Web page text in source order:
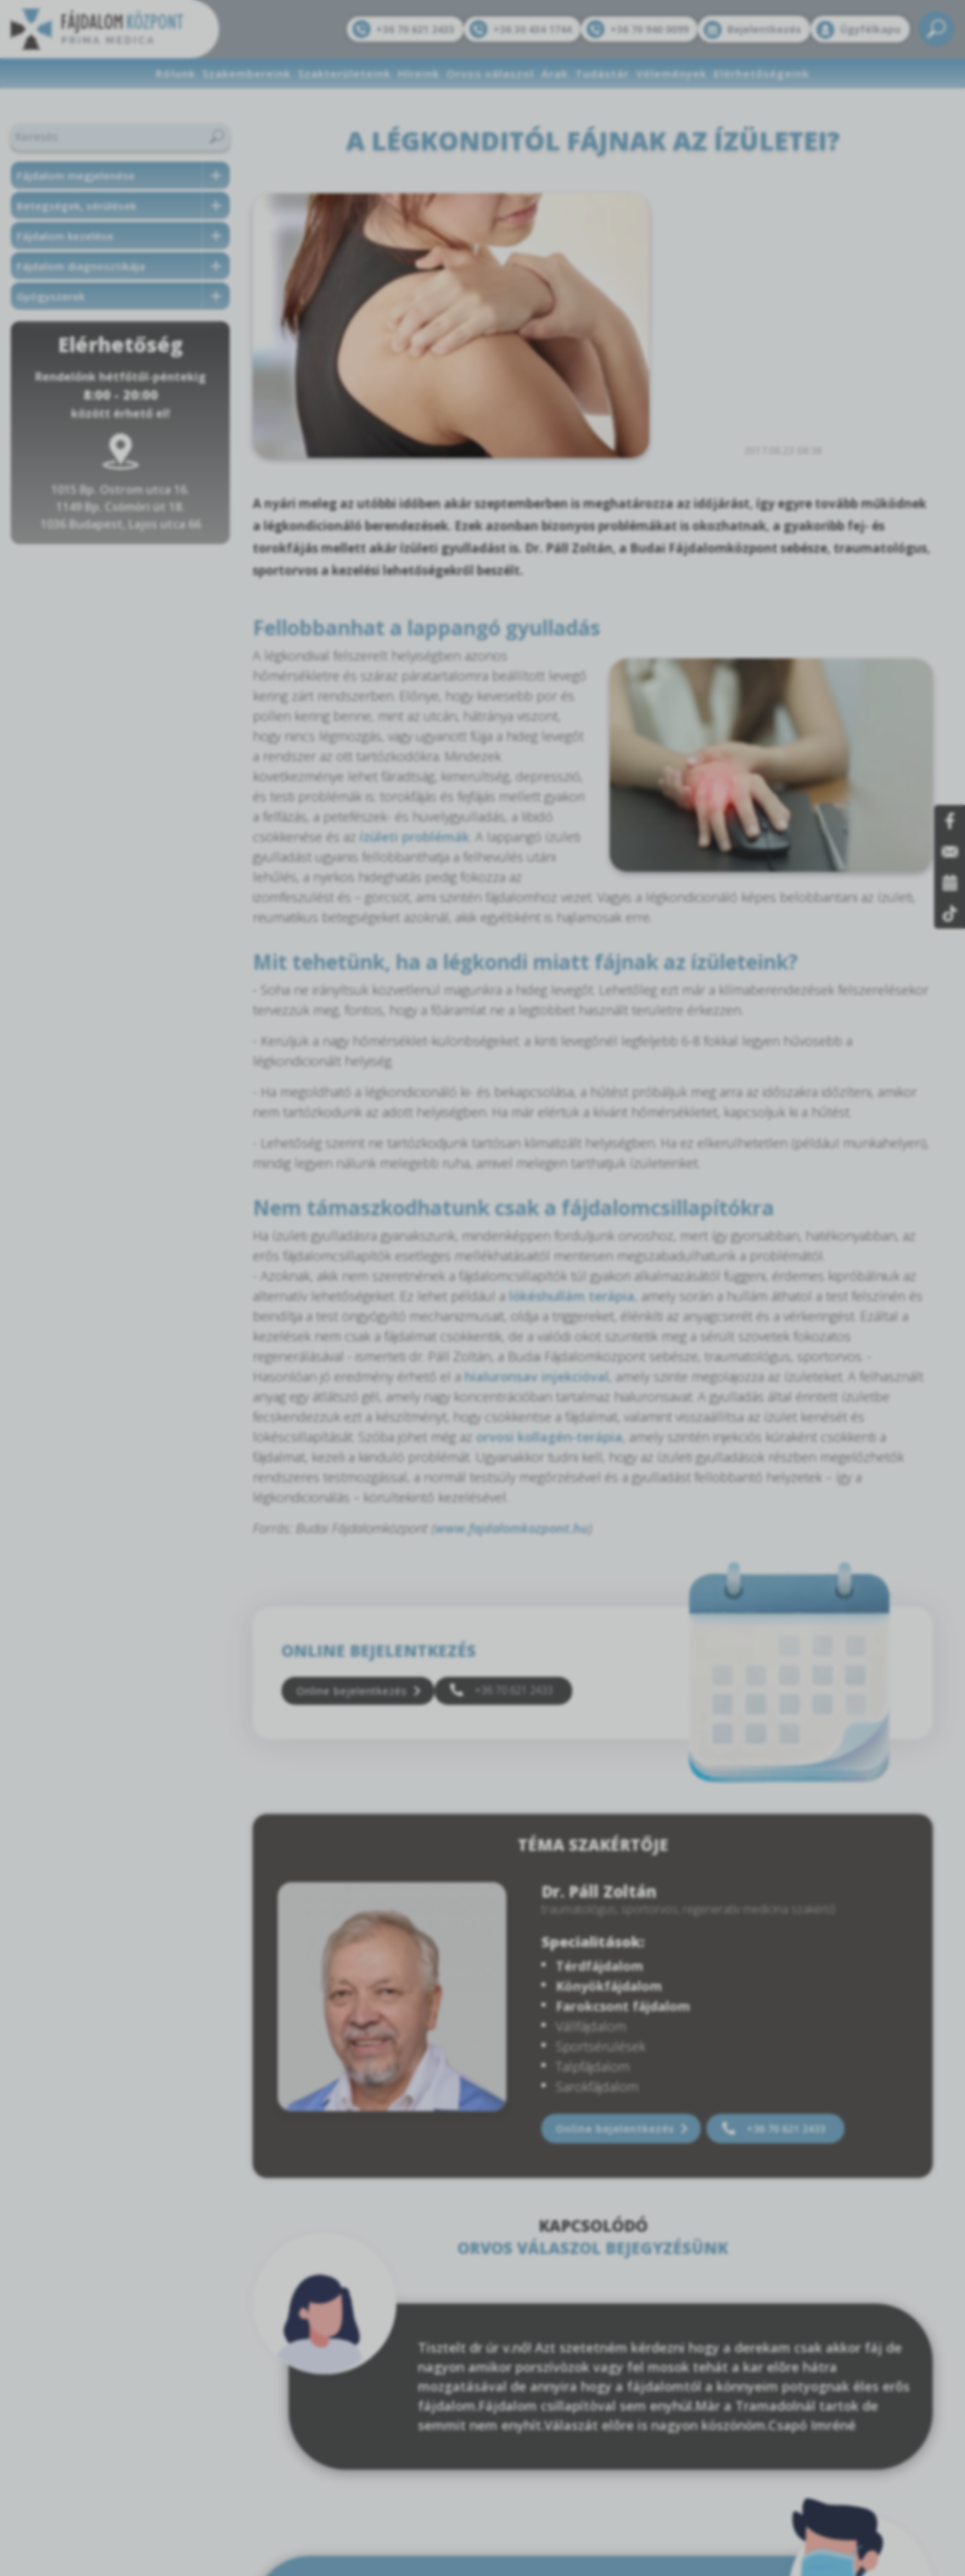
+36 70 621 2433 +36 30 434 1744 +36 70 940 0099 Bejelentkezés Ügyfélkapu
Rólunk Szakembereink Szakterületeink Híreink Orvos válaszol Árak Tudástár Vélemények Elérhetőségeink
Fájdalom megjelenése
Betegségek, sérülések
Fájdalom kezelése
Fájdalom diagnosztikája
Gyógyszerek
Elérhetőség
Rendelőnk hétfőtől-péntekig
8:00 - 20:00
között érhető el!
1015 Bp. Ostrom utca 16.
1149 Bp. Csömöri út 18.
1036 Budapest, Lajos utca 66
A LÉGKONDITÓL FÁJNAK AZ ÍZÜLETEI?
A nyári meleg az utóbbi időben akár szeptemberben is meghatározza az időjárást, így egyre tovább működnek
a légkondicionáló berendezések. Ezek azonban bizonyos problémákat is okozhatnak, a gyakoribb fej- és
torokfájás mellett akár ízületi gyulladást is. Dr. Páll Zoltán, a Budai Fájdalomközpont sebésze, traumatológus,
sportorvos a kezelési lehetőségekről beszélt.
Fellobbanhat a lappangó gyulladás
A légkondival felszerelt helyiségben azonos
hőmérsékletre és száraz páratartalomra beállított levegő
kering zárt rendszerben. Előnye, hogy kevesebb por és
pollen kering benne, mint az utcán, hátránya viszont,
hogy nincs légmozgás, vagy ugyanott fújja a hideg levegőt
a rendszer az ott tartózkodókra. Mindezek
következménye lehet fáradtság, kimerültség, depresszió,
és testi problémák is: torokfájás és fejfájás mellett gyakori
a felfázás, a petefészek- és hüvelygyulladás, a libidó
csökkenése és az ízületi problémák . A lappangó ízületi
gyulladást ugyanis fellobbanthatja a felhevülés utáni
lehűlés, a nyirkos hideghatás pedig fokozza az
izomfeszülést és – görcsöt, ami szintén fájdalomhoz vezet. Vagyis a légkondicionáló képes belobbantani az ízületi,
reumatikus betegségeket azoknál, akik egyébként is hajlamosak erre.
Mit tehetünk, ha a légkondi miatt fájnak az ízületeink?
- Soha ne irányítsuk közvetlenül magunkra a hideg levegőt. Lehetőleg ezt már a klímaberendezések felszerelésekor
tervezzük meg, fontos, hogy a főáramlat ne a legtöbbet használt területre érkezzen.
- Kerüljük a nagy hőmérséklet-különbségeket: a kinti levegőnél legfeljebb 6-8 fokkal legyen hűvösebb a
légkondicionált helyiség.
- Ha megoldható a légkondicionáló ki- és bekapcsolása, a hűtést próbáljuk meg arra az időszakra időzíteni, amikor
nem tartózkodunk az adott helyiségben. Ha már elértük a kívánt hőmérsékletet, kapcsoljuk ki a hűtést.
- Lehetőség szerint ne tartózkodjunk tartósan klimatizált helyiségben. Ha ez elkerülhetetlen (például munkahelyen),
mindig legyen nálunk melegebb ruha, amivel melegen tarthatjuk ízületeinket.
Nem támaszkodhatunk csak a fájdalomcsillapítókra
Ha ízületi gyulladásra gyanakszunk, mindenképpen forduljunk orvoshoz, mert így gyorsabban, hatékonyabban, az
erős fájdalomcsillapítók esetleges mellékhatásaitól mentesen megszabadulhatunk a problémától.
- Azoknak, akik nem szeretnének a fájdalomcsillapítók túl gyakori alkalmazásától függeni, érdemes kipróbálniuk az
alternatív lehetőségeket. Ez lehet például a lökéshullám terápia , amely során a hullám áthatol a test felszínén és
beindítja a test öngyógyító mechanizmusait, oldja a triggereket, élénkíti az anyagcserét és a vérkeringést. Ezáltal a
kezelések nem csak a fájdalmat csökkentik, de a valódi okot szüntetik meg a sérült szövetek fokozatos
regenerálásával - ismerteti dr. Páll Zoltán, a Budai Fájdalomközpont sebésze, traumatológus, sportorvos. -
Hasonlóan jó eredmény érhető el a hialuronsav injekcióval , amely szinte megolajozza az ízületeket. A felhasznált
anyag egy átlátszó gél, amely nagy koncentrációban tartalmaz hialuronsavat. A gyulladás által érintett ízületbe
fecskendezzük ezt a készítményt, hogy csökkentse a fájdalmat, valamint visszaállítsa az ízület kenését és
lökéscsillapítását. Szóba jöhet még az orvosi kollagén-terápia , amely szintén injekciós kúraként csökkenti a
fájdalmat, kezeli a kiinduló problémát. Ugyanakkor tudni kell, hogy az ízületi gyulladások részben megelőzhetők
rendszeres testmozgással, a normál testsúly megőrzésével és a gyulladást fellobbantó helyzetek – így a
légkondicionálás – körültekintő kezelésével.
Forrás: Budai Fájdalomközpont (www.fajdalomkozpont.hu
ONLINE BEJELENTKEZÉS
Online bejelentkezés +36 70 621 2433
TÉMA SZAKÉRTŐJE
Dr. Páll Zoltán
traumatológus, sportorvos, regeneratív medicina szakértő
Specialitások:
Térdfájdalom
Könyökfájdalom
Farokcsont fájdalom
Vállfájdalom
Sportsérülések
Talpfájdalom
Sarokfájdalom
Online bejelentkezés +36 70 621 2433
KAPCSOLÓDÓ
ORVOS VÁLASZOL BEJEGYZÉSÜNK
Tisztelt dr úr v.nő! Azt szetetném kérdezni hogy a derekam csak akkor fáj de
nagyon amikor porszívòzok vagy fel mosok tehát a kar elõre hátra
mozgatásával de annyira hogy a fájdalomtól a könnyeim potyognak éles erõs
fájdalom.Fájdalom csillapítòval sem enyhül.Màr a Tramadolnál tartok de
semmit nem enyhít.Válaszát elõre is nagyon köszönöm.Csapó Imréné